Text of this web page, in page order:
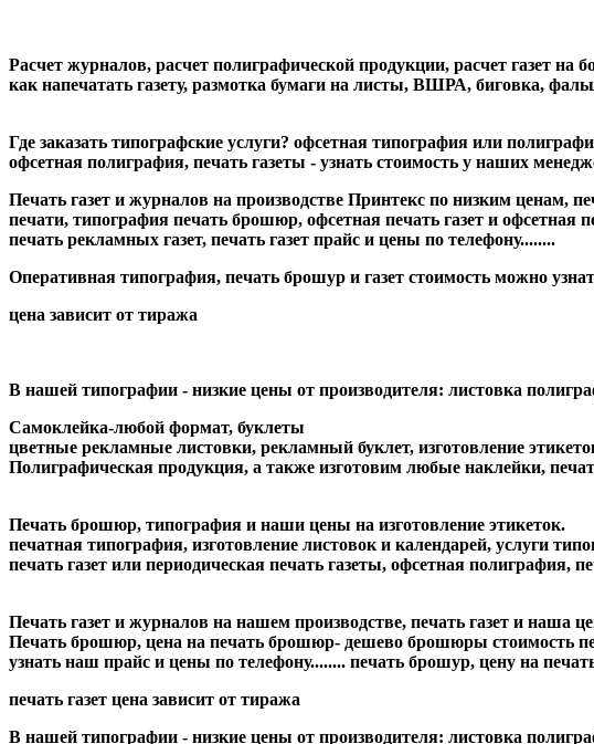
Расчет журналов, расчет полиграфической продукции, расчет газет
как напечатать газету, размотка бумаги на листы, ВШРА, биговка,
Где заказать типографские услуги? офсетная типография или
офсетная полиграфия, печать газеты - узнать стоимость у наших
Печать газет и журналов на производстве Принтекс по низким ценам,
печати, типография печать брошюр, офсетная печать газет и офсетная
печать рекламных газет, печать газет прайс и цены по телефону........
Оперативная типография, печать брошур и газет стоимость можно
цена зависит от тиража
В нашей типографии - низкие цены от производителя: листовка
Самоклейка-любой формат, буклеты
цветные рекламные листовки, рекламный буклет, изготовление
Полиграфическая продукция, а также изготовим любые наклейки,
Печать брошюр, типография и наши цены на изготовление этикеток.
печатная типография, изготовление листовок и календарей, услуги
печать газет или периодическая печать газеты, офсетная полиграфия,
Печать газет и журналов на нашем производстве, печать газет и наша
Печать брошюр, цена на печать брошюр- дешево брошюры стоимость
узнать наш прайс и цены по телефону........ печать брошур, цену на
печать газет цена зависит от тиража
В нашей типографии - низкие цены от производителя: листовка